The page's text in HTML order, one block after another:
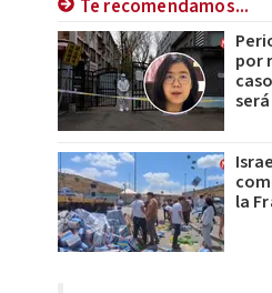
Te recomendamos...
por
la